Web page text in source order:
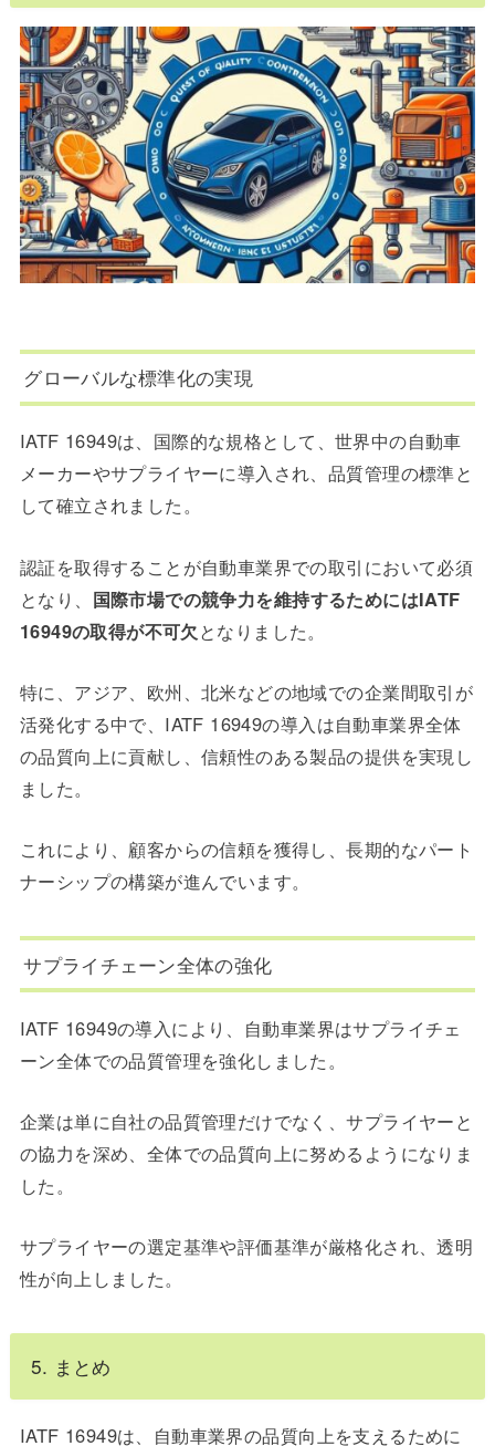
グローバルな標準化の実現
IATF 16949は、国際的な規格として、世界中の自動車
メーカーやサプライヤーに導入され、品質管理の標準と
して確立されました。
認証を取得することが自動車業界での取引において必須
となり、 国際市場での競争力を維持するためにはIATF
16949の取得が不可欠となりました。
特に、アジア、欧州、北米などの地域での企業間取引が
活発化する中で、IATF 16949の導入は自動車業界全体
の品質向上に貢献し、信頼性のある製品の提供を実現し
ました。
これにより、顧客からの信頼を獲得し、長期的なパート
ナーシップの構築が進んでいます。
サプライチェーン全体の強化
IATF 16949の導入により、自動車業界はサプライチェ
ーン全体での品質管理を強化しました。
企業は単に自社の品質管理だけでなく、サプライヤーと
の協力を深め、全体での品質向上に努めるようになりま
した。
サプライヤーの選定基準や評価基準が厳格化され、透明
性が向上しました。
5. まとめ
IATF 16949は、自動車業界の品質向上を支えるために